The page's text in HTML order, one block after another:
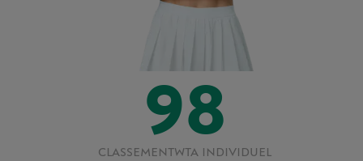
98
CLASSEMENTWTA INDIVIDUEL